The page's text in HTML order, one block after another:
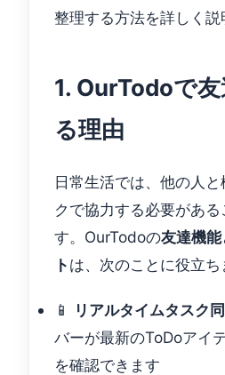
整理する方法を詳しく説
1. OurTodoで
る理由
日常生活では、他の人
クで協力する必要があ
す。OurTodoの友達機能
トは、次のことに役立ち
📱 リアルタイムタスク
バーが最新のToDoアイ
を確認できます